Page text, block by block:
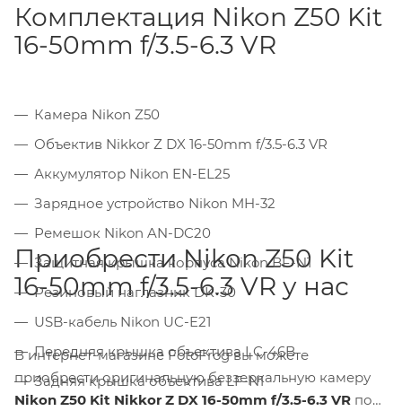
Комплектация Nikon Z50 Kit
16-50mm f/3.5-6.3 VR
Камера Nikon Z50
Объектив Nikkor Z DX 16-50mm f/3.5-6.3 VR
Аккумулятор Nikon EN-EL25
Зарядное устройство Nikon MH-32
Ремешок Nikon AN-DC20
Защитная крышка корпуса Nikon BF-N1
Резиновый наглазник DK-30
USB-кабель Nikon UC-E21
Передняя крышка объектива LC-46B
Задняя крышка объектива LF-N1
Приобрести Nikon Z50 Kit
16-50mm f/3.5-6.3 VR у нас
В интернет-магазине FotoFrog вы можете
приобрести оригинальную беззеркальную камеру
Nikon Z50 Kit Nikkor Z DX 16-50mm f/3.5-6.3 VR по